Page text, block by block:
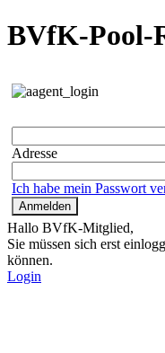
BVfK-Pool-
Adresse
Ich habe mein Passwort
Hallo BVfK-Mitglied,
Sie müssen sich erst
können.
Login